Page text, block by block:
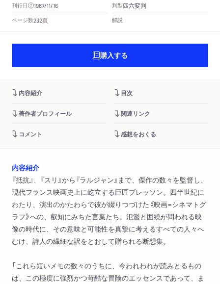
刊行日
1987/11/16 判型四六変判
ページ数232頁 解説
購入する
内容紹介 目次
著作者プロフィール 関連リンク
コメント 感想をおくる
内容紹介
『抵抗』、『スリ』から『ラルジャン』まで、傑作の数々を監督し、
現代フランス映画史上に屹立する巨匠ブレッソン。四半世紀に
わたり、演出のかたわらで彼が綴りつづけた《映画=シネマトグ
ラフ》への、叡知にみちた言葉たち。氾濫と囲繞が問われる映
像の時代に、その意味と可能性を真摯に考えるすべての人々へ
むけ、詩人の繊細な訳をとおして贈られる断想集。
「これら短いメモの数々のうちに、今われわれが読みとるもの
は、この極度に強烈かつ苛酷な冒険のエッセンスであって、ま